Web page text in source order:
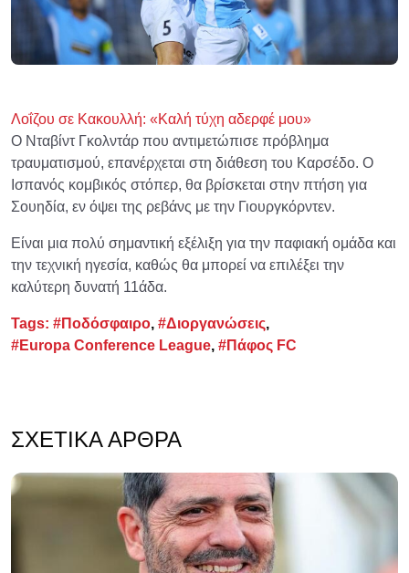
Λοΐζου σε Κακουλλή: «Καλή τύχη αδερφέ μου»
Ο Νταβίντ Γκολντάρ που αντιμετώπισε πρόβλημα
τραυματισμού, επανέρχεται στη διάθεση του Καρσέδο. Ο
Ισπανός κομβικός στόπερ, θα βρίσκεται στην πτήση για
Σουηδία, εν όψει της ρεβάνς με την Γιουργκόρντεν.
Είναι μια πολύ σημαντική εξέλιξη για την παφιακή ομάδα και
την τεχνική ηγεσία, καθώς θα μπορεί να επιλέξει την
καλύτερη δυνατή 11άδα.
Tags: #Ποδόσφαιρο, #Διοργανώσεις,
#Europa Conference League, #Πάφος FC
ΣΧΕΤΙΚΆ ΆΡΘΡΑ